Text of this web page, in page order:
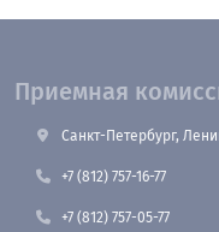
Приемная
Санкт-Петербург,
+7 (812) 757-16-77
+7 (812) 757-05-77